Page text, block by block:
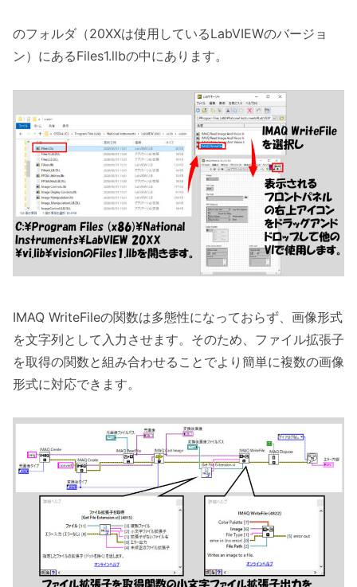
のフォルダ（20XXは使用しているLabVIEWのバージョ
ン）にあるFiles1.llbの中にあります。
IMAQ WriteFileの関数は多態性になっておらず、画像形式
を文字列として入力させます。そのため、ファイル拡張子
を取得の関数と組み合わせることでより簡単に複数の画像
形式に対応できます。